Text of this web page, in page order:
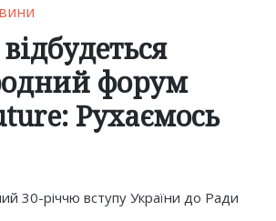
форум
Рухаємось
30-річчю вступу України до Ради